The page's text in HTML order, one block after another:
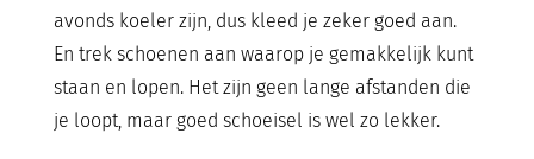
avonds koeler zijn, dus kleed je zeker goed aan.
En trek schoenen aan waarop je gemakkelijk kunt
staan en lopen. Het zijn geen lange afstanden die
je loopt, maar goed schoeisel is wel zo lekker.